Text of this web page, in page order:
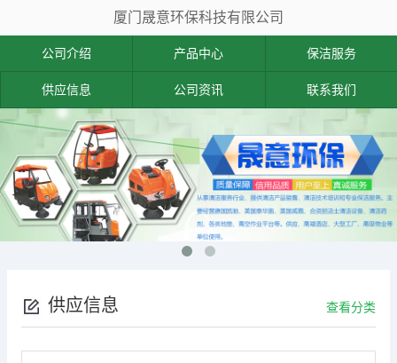
厦门晟意环保科技有限公司
公司介绍 产品中心 保洁服务
供应信息 公司资讯 联系我们
供应信息 查看分类